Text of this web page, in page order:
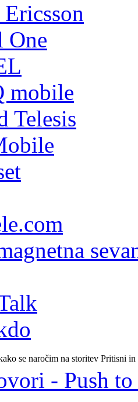
One
mobile
Telesis
se naročim na storitev Pritisni
- Push to